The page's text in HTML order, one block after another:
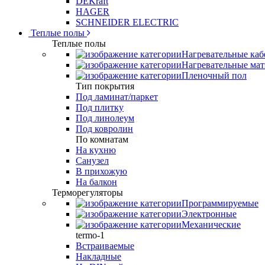
HAGER
SCHNEIDER ELECTRIC
Теплые полы
Теплые полы
Нагревательные
Нагревательные
Пленочный пол
Тип покрытия
Под ламинат/паркет
Под плитку
Под линолеум
Под ковролин
По комнатам
На кухню
Санузел
В прихожую
На балкон
Терморегуляторы
Программируемые
Электронные
Механические
termo-1
Встраиваемые
Накладные